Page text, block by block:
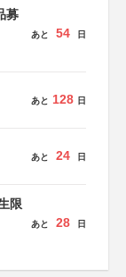
募
あと 54 日
あと 128 日
あと 24 日
限
あと 28 日